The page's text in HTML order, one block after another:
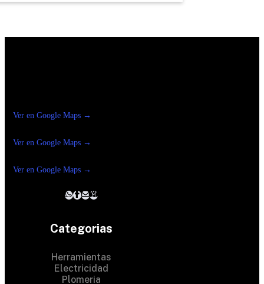
Ver en Google Maps →
Ver en Google Maps →
Ver en Google Maps →
Categorias
Herramientas
Electricidad
Plomeria